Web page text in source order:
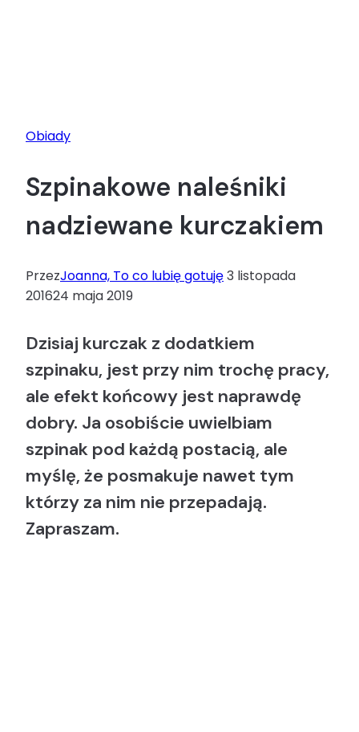
Obiady
Szpinakowe naleśniki
nadziewane kurczakiem
PrzezJoanna, To co lubię gotuję3 listopada
201624 maja 2019
Dzisiaj kurczak z dodatkiem
szpinaku, jest przy nim trochę pracy,
ale efekt końcowy jest naprawdę
dobry. Ja osobiście uwielbiam
szpinak pod każdą postacią, ale
myślę, że posmakuje nawet tym
którzy za nim nie przepadają.
Zapraszam.